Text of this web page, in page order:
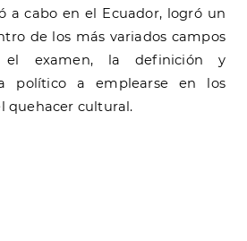
a cabo en el Ecuador, logró un
de los más variados campos
examen, la definición y
político a emplearse en los
quehacer cultural.